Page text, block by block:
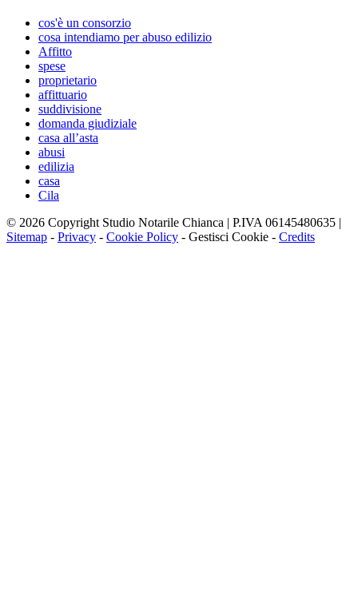
cos'è un consorzio
cosa intendiamo per abuso edilizio
Affitto
spese
proprietario
affittuario
suddivisione
domanda giudiziale
casa all’asta
abusi
edilizia
casa
Cila
© 2026 Copyright Studio Notarile Chianca | P.IVA 06145480635 |
Sitemap - Privacy - Cookie Policy - Gestisci Cookie - Credits